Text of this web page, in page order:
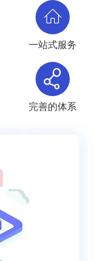
一站式服务
完善的体系